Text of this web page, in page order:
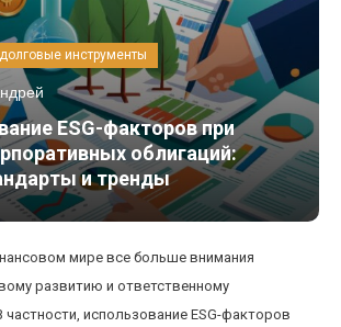
инструменты
ESG-факторов при
облигаций:
и тренды
мире все больше внимания
развитию и ответственному
использование ESG-факторов